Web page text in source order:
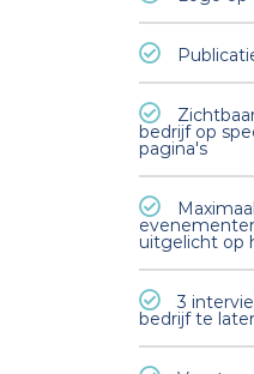
bedrijf op
pagina's
uitgelicht op
3
bedrijf te